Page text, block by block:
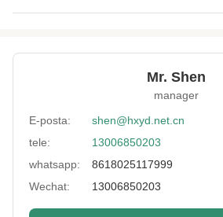
Neoprene Color: Siyah Beyaz Bej
1mm-20mm
Feature: Su geçirmez, darbeye
Process: lamine
Usage: Isıtma yeleği, kemer
Mr. Shen
manager
E-posta:
shen@hxyd.net.cn
tele:
13006850203
whatsapp:
8618025117999
Wechat:
13006850203